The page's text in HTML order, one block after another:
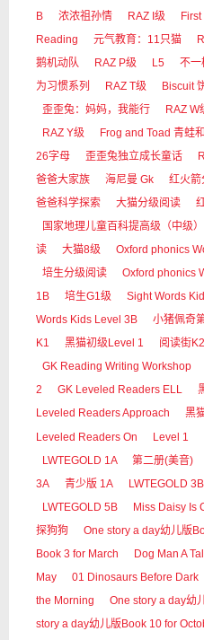
B
浓浓祖孙情 RAZ I级
Reading
元气教育：11只猫
鹅机动队
RAZ P级 L5 不一
为习惯系列
RAZ T级 Biscuit
歪歪兔：妈妈，我能行
RAZ W
RAZ Y级
Frog and Toad 青蛙
26字母
歪歪兔独立成长童话
爸爸大家族
海尼曼 Gk 红火箭
爸爸科学探索
大猫分级阅读
国家地理儿童百科提高级（中级）
读
大猫8级 Oxford phonics
培生分级阅读
Oxford phonics
1B
培生G1级 Sight Words
Words Kids Level 3B
小猪佩奇
K1
黑猫初级Level 1 阅读街K2
GK Reading Writing Workshop
2
GK Leveled Readers ELL
Leveled Readers Approach
黑
Leveled Readers On
Level 1
LWTEGOLD 1A 第二册(美音)
3A
青少版 1A LWTEGOLD 3B
LWTEGOLD 5B
Miss Daisy Is
探狗狗
One story a day幼儿版
Book 3 for March
Dog Man A
May
01 Dinosaurs Before Dark
the Morning
One story a day幼
story a day幼儿版Book 10 for